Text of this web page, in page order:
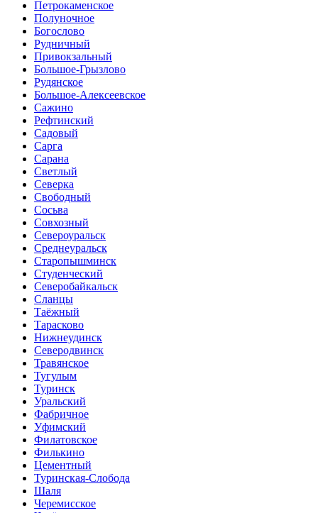
Петрокаменское
Полуночное
Богослово
Рудничный
Привокзальный
Большое-Грызлово
Рудянское
Большое-Алексеевское
Сажино
Рефтинский
Садовый
Сарга
Сарана
Светлый
Северка
Свободный
Сосьва
Совхозный
Североуральск
Среднеуральск
Старопышминск
Студенческий
Северобайкальск
Сланцы
Таёжный
Тарасково
Нижнеудинск
Северодвинск
Травянское
Тугулым
Туринск
Уральский
Фабричное
Уфимский
Филатовское
Филькино
Цементный
Туринская-Слобода
Шаля
Черемисское